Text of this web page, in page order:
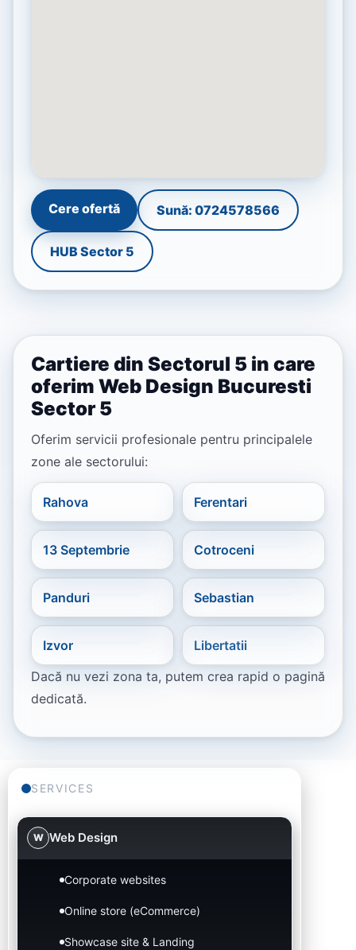
Cere ofertă Sună: 0724578566
HUB Sector 5
Cartiere din Sectorul 5 in care
oferim Web Design Bucuresti
Sector 5
Oferim servicii profesionale pentru principalele
zone ale sectorului:
Rahova Ferentari
13 Septembrie Cotroceni
Panduri Sebastian
Izvor
Libertatii
Dacă nu vezi zona ta, putem crea rapid o pagină
dedicată.
SERVICES
W Web Design
Corporate websites
Online store (eCommerce)
Showcase site & Landing